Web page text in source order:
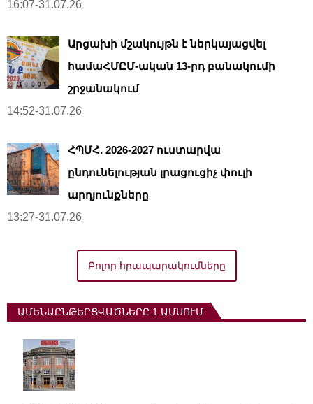
16:07-31.07.26
Արցախի մշակույթն է ներկայացվել
համաՀՄԸՄ-ական 13-րդ բանակումի
շրջանակում
14:52-31.07.26
ՀՊՄՀ. 2026-2027 ուստարվա
ընդունելության լրացուցիչ փուլի
արդյունքները
13:27-31.07.26
Բոլոր հրապարակումները
ԱՄԵՆԱԸՆԹԵՐՑՎԱԾՆԵՐԸ 1 ԱՄՍՈՒՄ